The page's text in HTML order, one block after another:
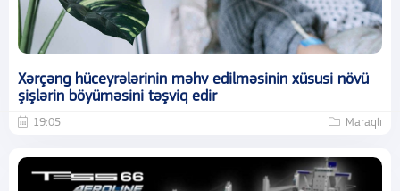
Xərçəng hüceyrələrinin məhv edilməsinin xüsusi növü
şişlərin böyüməsini təşviq edir
19:05 Maraqlı